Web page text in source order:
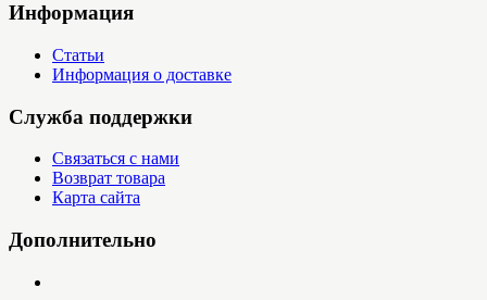
Информация
Статьи
Информация о доставке
Служба поддержки
Связаться с нами
Возврат товара
Карта сайта
Дополнительно